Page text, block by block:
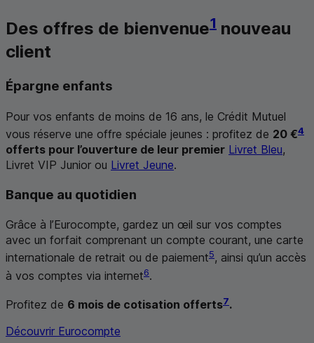
Des offres de bienvenue1 nouveau
client
Épargne enfants
Pour vos enfants de moins de 16 ans, le Crédit Mutuel
vous réserve une offre spéciale jeunes : profitez de 20 €4
offerts pour l’ouverture de leur premier Livret Bleu,
Livret VIP Junior ou Livret Jeune.
Banque au quotidien
Grâce à l’Eurocompte, gardez un œil sur vos comptes
avec un forfait comprenant un compte courant, une carte
internationale de retrait ou de paiement5, ainsi qu’un accès
à vos comptes via internet6.
Profitez de 6 mois de cotisation offerts7.
Découvrir Eurocompte